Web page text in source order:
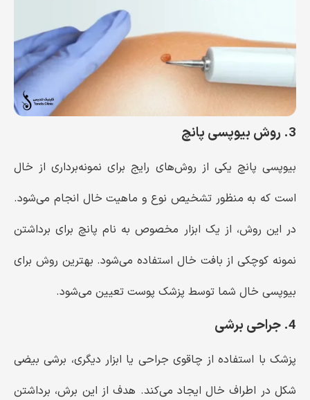
3. روش بیوپسی پانچ
بیوپسی پانچ یکی از روش‌های رایج برای نمونه‌برداری از خال
است که به منظور تشخیص نوع و ماهیت خال انجام می‌شود.
در این روش، از یک ابزار مخصوص به نام پانچ برای برداشتن
نمونه کوچکی از بافت خال استفاده می‌شود. بهترین روش برای
بیوپسی خال شما توسط پزشک پوست تعیین می‌شود.
4. جراحی برشی
پزشک با استفاده از چاقوی جراحی یا ابزار دیگری، برشی بیضی
شکل در اطراف خال ایجاد می‌کند. هدف از این برش، برداشتن